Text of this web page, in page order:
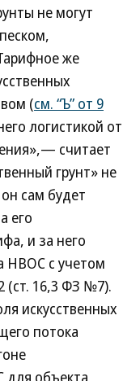
не могут
же
(см. “Ъ” от 9
логистикой от
считает
грунт» не
сам будет
его
и за него
НВОС с учетом
16,3 ФЗ №7).
искусственных
потока
для объекта